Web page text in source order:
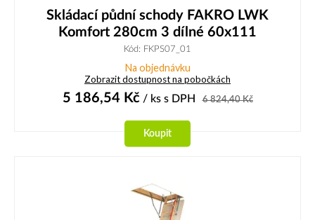
Skládací půdní schody FAKRO LWK
Komfort 280cm 3 dílné 60x111
Kód: FKPS07_01
Na objednávku
Zobrazit dostupnost na pobočkách
5 186,54 Kč/ ks s DPH 6 824,40Kč
Koupit